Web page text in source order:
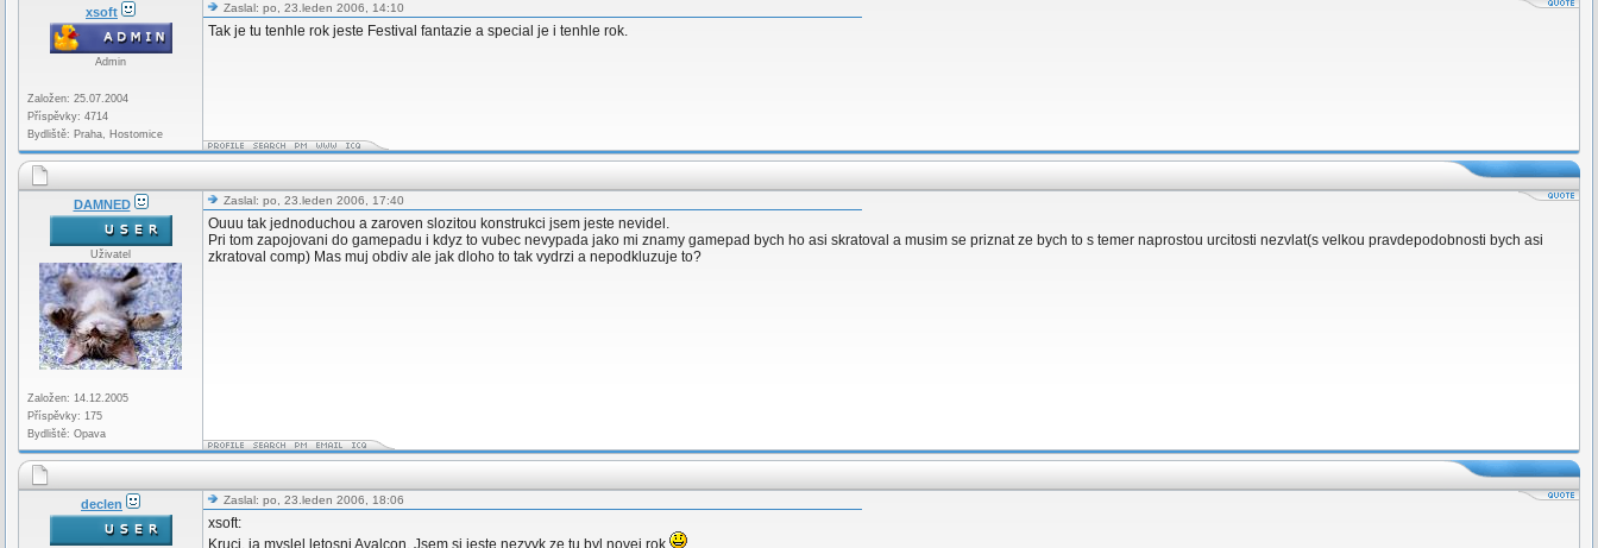
xsoft
Admin
Založen: 25.07.2004
Příspěvky: 4714
Bydliště: Praha, Hostomice
Zaslal: po, 23.leden 2006, 14:10
Tak je tu tenhle rok jeste Festival fantazie a special je i tenhle rok.
DAMNED
Uživatel
Založen: 14.12.2005
Příspěvky: 175
Bydliště: Opava
Zaslal: po, 23.leden 2006, 17:40
Ouuu tak jednoduchou a zaroven slozitou konstrukci jsem jeste nevidel.
Pri tom zapojovani do gamepadu i kdyz to vubec nevypada jako mi znamy gamepad bych ho asi skratoval a musim se priznat ze bych to s temer naprostou urcitosti nezvlat(s velkou pravdepodobnosti bych asi
zkratoval comp) Mas muj obdiv ale jak dloho to tak vydrzi a nepodkluzuje to?
declen Zaslal: po, 23.leden 2006, 18:06
xsoft:
Kruci, ja myslel letosni Avalcon. Jsem si jeste nezvyk ze tu byl novej rok